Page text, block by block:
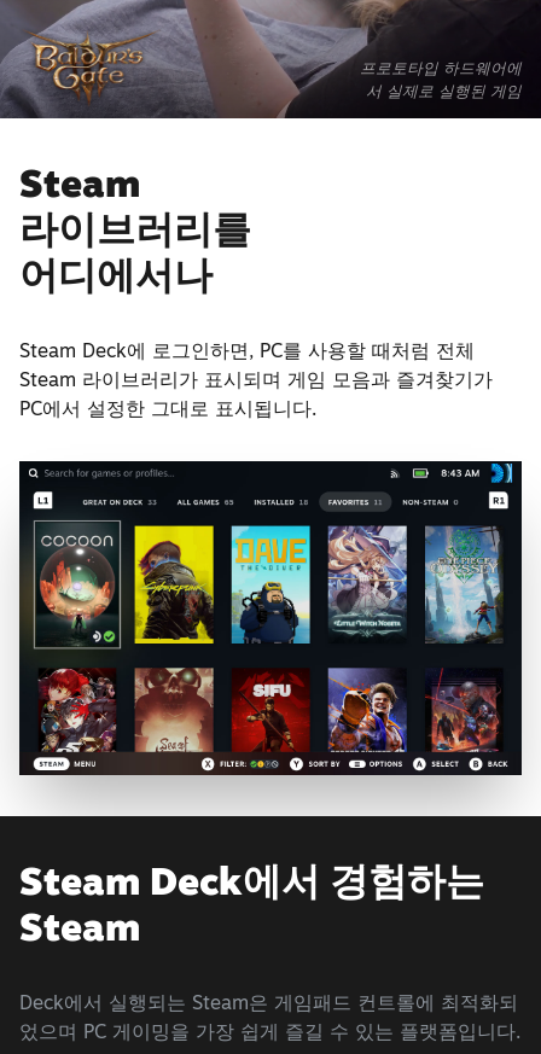
프로토타입 하드웨어에
서 실제로 실행된 게임
Steam
라이브러리를
어디에서나
Steam Deck에 로그인하면, PC를 사용할 때처럼 전체
Steam 라이브러리가 표시되며 게임 모음과 즐겨찾기가
PC에서 설정한 그대로 표시됩니다.
Steam Deck에서 경험하는
Steam
Deck에서 실행되는 Steam은 게임패드 컨트롤에 최적화되
었으며 PC 게이밍을 가장 쉽게 즐길 수 있는 플랫폼입니다.